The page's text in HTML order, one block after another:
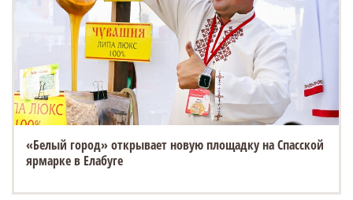
«Белый город» открывает новую площадку на Спасской
ярмарке в Елабуге